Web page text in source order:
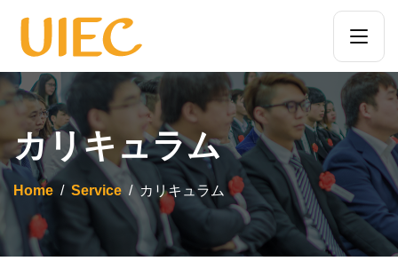
カリキュラム
Home Service カリキュラム